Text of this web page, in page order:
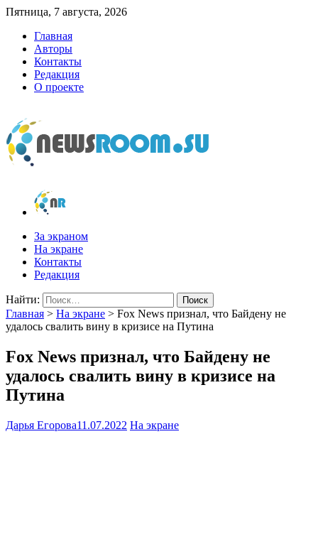
Пятница, 7 августа, 2026
Главная
Авторы
Контакты
Редакция
О проекте
newsroom.su
Новости о новостях
За экраном
На экране
Контакты
Редакция
Найти:
Главная > На экране > Fox News признал, что Байдену не
удалось свалить вину в кризисе на Путина
Fox News признал, что Байдену не
удалось свалить вину в кризисе на
Путина
Дарья Егорова11.07.2022 На экране